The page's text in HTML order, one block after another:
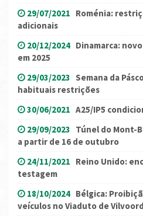
29/07/2021 Roménia:
adicionais
20/12/2024 Dinamarca:
em 2025
29/03/2023 Semana da
habituais restrições
30/06/2021 A25/IP5
29/09/2023 Túnel do Mont-
a partir de 16 de outubro
24/11/2021 Reino Unido:
testagem
18/10/2024 Bélgica:
veículos no Viaduto de